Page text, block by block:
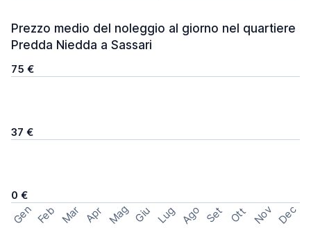
Prezzo medio del noleggio al giorno nel quartiere
Predda Niedda a Sassari
75 €
37 €
0 €
Gen Feb Mar Apr Mag Giu Lug Ago Set Ott Nov Dec